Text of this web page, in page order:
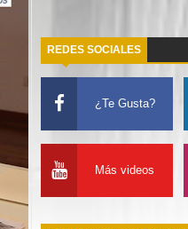
REDES SOCIALES
¿Te Gusta?
Más videos